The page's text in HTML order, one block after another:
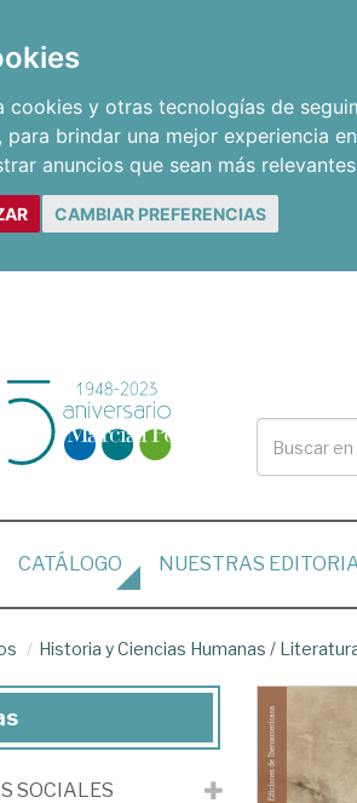
cookies y otras tecnologías de
, para brindar una mejor experiencia
anuncios que sean más
CAMBIAR PREFERENCIAS
CATÁLOGO NUESTRAS
Historia y Ciencias Humanas /
SOCIALES